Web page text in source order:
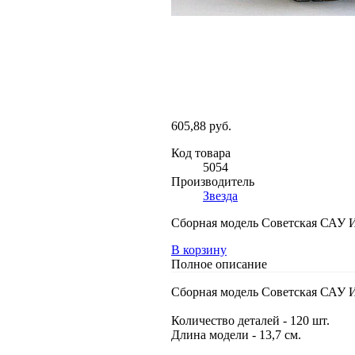
605,88 руб.
Код товара
5054
Производитель
Звезда
Сборная модель Советская САУ
В корзину
Полное описание
Сборная модель Советская САУ
Количество деталей - 120 шт.
Длина модели - 13,7 см.